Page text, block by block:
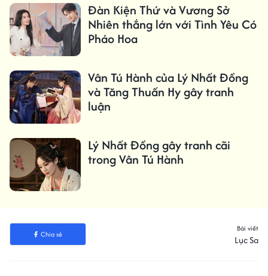
Đàn Kiện Thứ và Vương Sở
Nhiên thắng lớn với Tình Yêu Có
Pháo Hoa
Vân Tú Hành của Lý Nhất Đồng
và Tăng Thuấn Hy gây tranh
luận
Lý Nhất Đồng gây tranh cãi
trong Vân Tú Hành
Chia sẻ
Bài viết
Lục Sa